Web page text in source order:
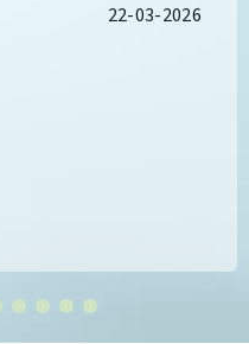
22-03-2026